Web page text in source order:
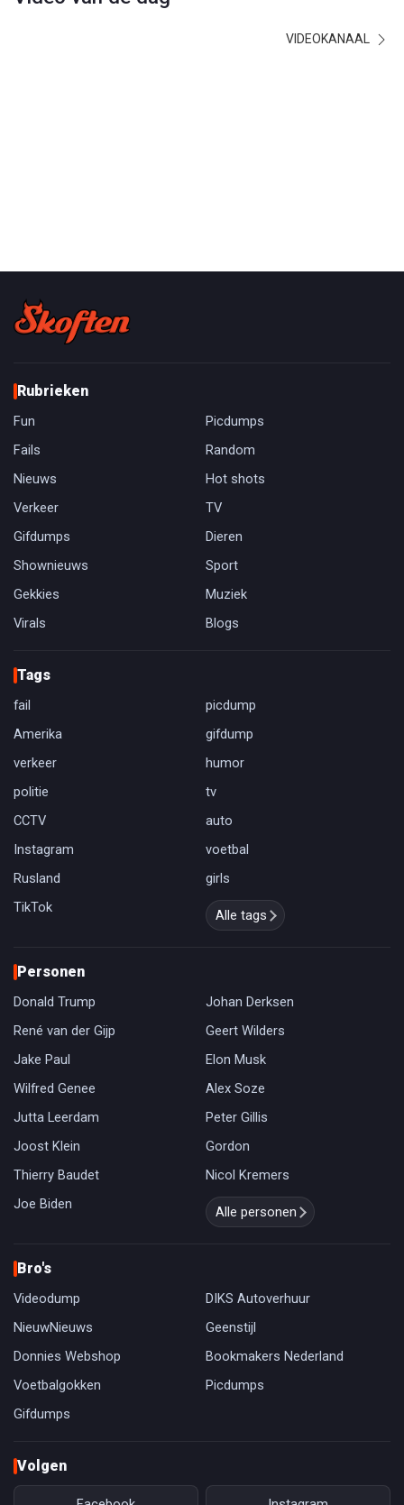
VIDEOKANAAL
Rubrieken
Fun
Picdumps
Fails
Random
Nieuws
Hot shots
Verkeer
TV
Gifdumps
Dieren
Shownieuws
Sport
Gekkies
Muziek
Virals
Blogs
Tags
fail
picdump
Amerika
gifdump
verkeer
humor
politie
tv
CCTV
auto
Instagram
voetbal
Rusland
girls
TikTok
Alle tags
Personen
Donald Trump
Johan Derksen
René van der Gijp
Geert Wilders
Jake Paul
Elon Musk
Wilfred Genee
Alex Soze
Jutta Leerdam
Peter Gillis
Joost Klein
Gordon
Thierry Baudet
Nicol Kremers
Joe Biden
Alle personen
Bro's
Videodump
DIKS Autoverhuur
NieuwNieuws
Geenstijl
Donnies Webshop
Bookmakers Nederland
Voetbalgokken
Picdumps
Gifdumps
Volgen